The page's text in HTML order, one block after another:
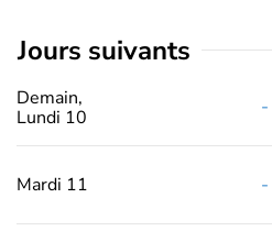
jours suivants
Demain,
Lundi 10
-
Mardi 11 -